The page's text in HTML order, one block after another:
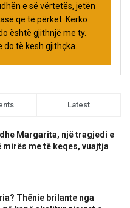
e së vërtetës, jetën
që të përket. Kërko
është gjithnjë me ty.
të kesh gjithçka.
Latest
Margarita, një tragjedi e
mirës me të keqes, vuajtja
Thënie brilante nga